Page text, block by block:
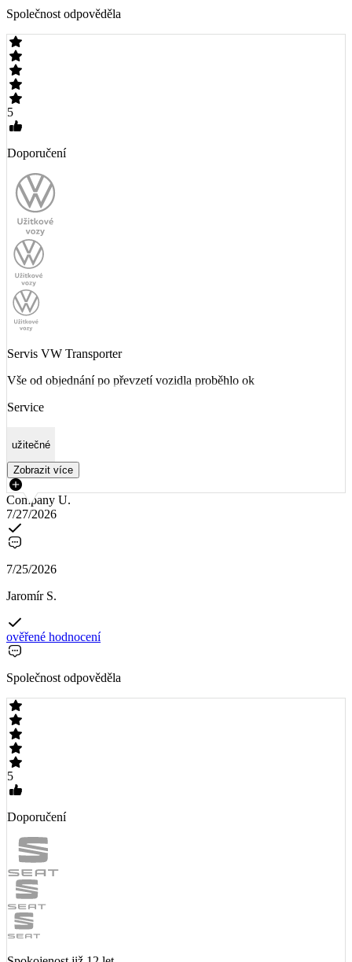
Společnost odpověděla
5
Doporučení
Servis VW Transporter
Vše od objednání po převzetí vozidla proběhlo ok
Service
užitečné
Zobrazit více
Company U.
7/27/2026
7/25/2026
Jaromír S.
ověřené hodnocení
Společnost odpověděla
5
Doporučení